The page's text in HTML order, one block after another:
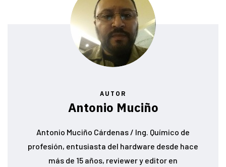
AUTOR
Antonio Muciño
Antonio Muciño Cárdenas / Ing. Químico de
profesión, entusiasta del hardware desde hace
más de 15 años, reviewer y editor en